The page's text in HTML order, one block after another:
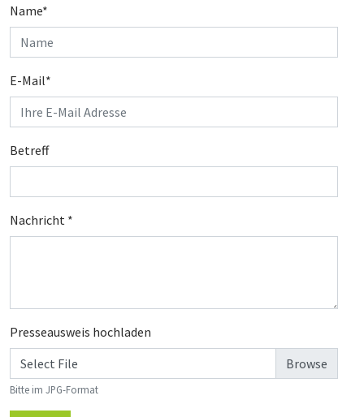
Name*
E-Mail*
Betreff
Nachricht *
Presseausweis hochladen
Select File
Bitte im JPG-Format